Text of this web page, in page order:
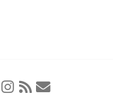
Facebook
Instagram
RSS お